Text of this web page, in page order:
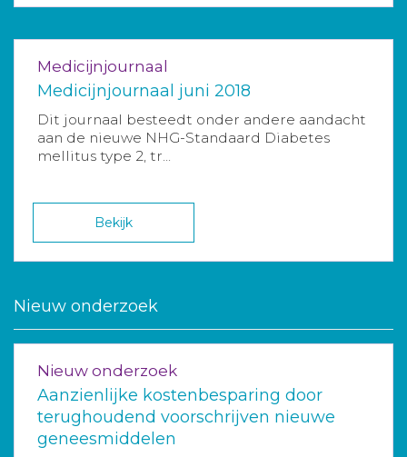
Medicijnjournaal
Medicijnjournaal juni 2018
Dit journaal besteedt onder andere aandacht
aan de nieuwe NHG-Standaard Diabetes
mellitus type 2, tr...
Bekijk
Nieuw onderzoek
Nieuw onderzoek
Aanzienlijke kostenbesparing door
terughoudend voorschrijven nieuwe
geneesmiddelen